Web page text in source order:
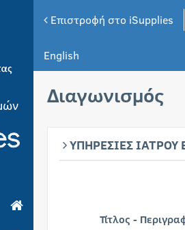
Επιστροφή στο iSupplies
English
Διαγωνισμός
ΥΠΗΡΕΣΙΕΣ ΙΑΤΡΟΥ
Τίτλος -